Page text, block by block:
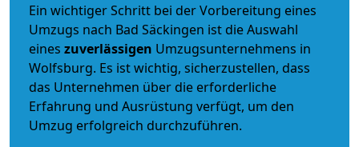
Ein wichtiger Schritt bei der Vorbereitung eines
Umzugs nach Bad Säckingen ist die Auswahl
eines zuverlässigen Umzugsunternehmens in
Wolfsburg. Es ist wichtig, sicherzustellen, dass
das Unternehmen über die erforderliche
Erfahrung und Ausrüstung verfügt, um den
Umzug erfolgreich durchzuführen.